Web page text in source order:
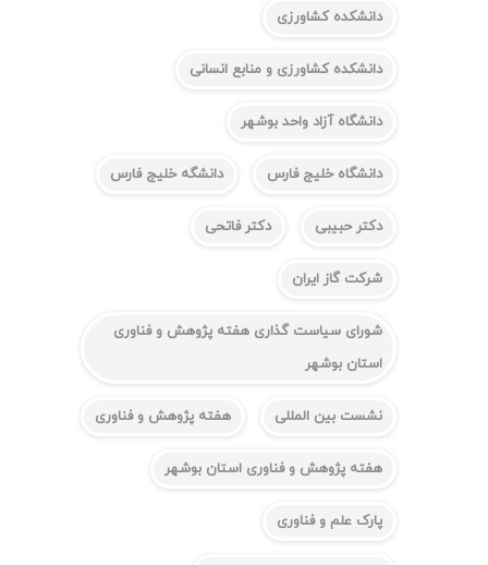
دانشکده کشاورزی
دانشکده کشاورزی و منابع انسانی
دانشگاه آزاد واحد بوشهر
دانشگاه خلیج فارس دانشگه خلیج فارس
دکتر حبیبی دکتر فاتحی
شرکت گاز ایران
شورای سیاست گذاری هفته پژوهش و فناوری
استان بوشهر
نشست بین المللی هفته پژوهش و فناوری
هفته پژوهش و فناوری استان بوشهر
پارک علم و فناوری